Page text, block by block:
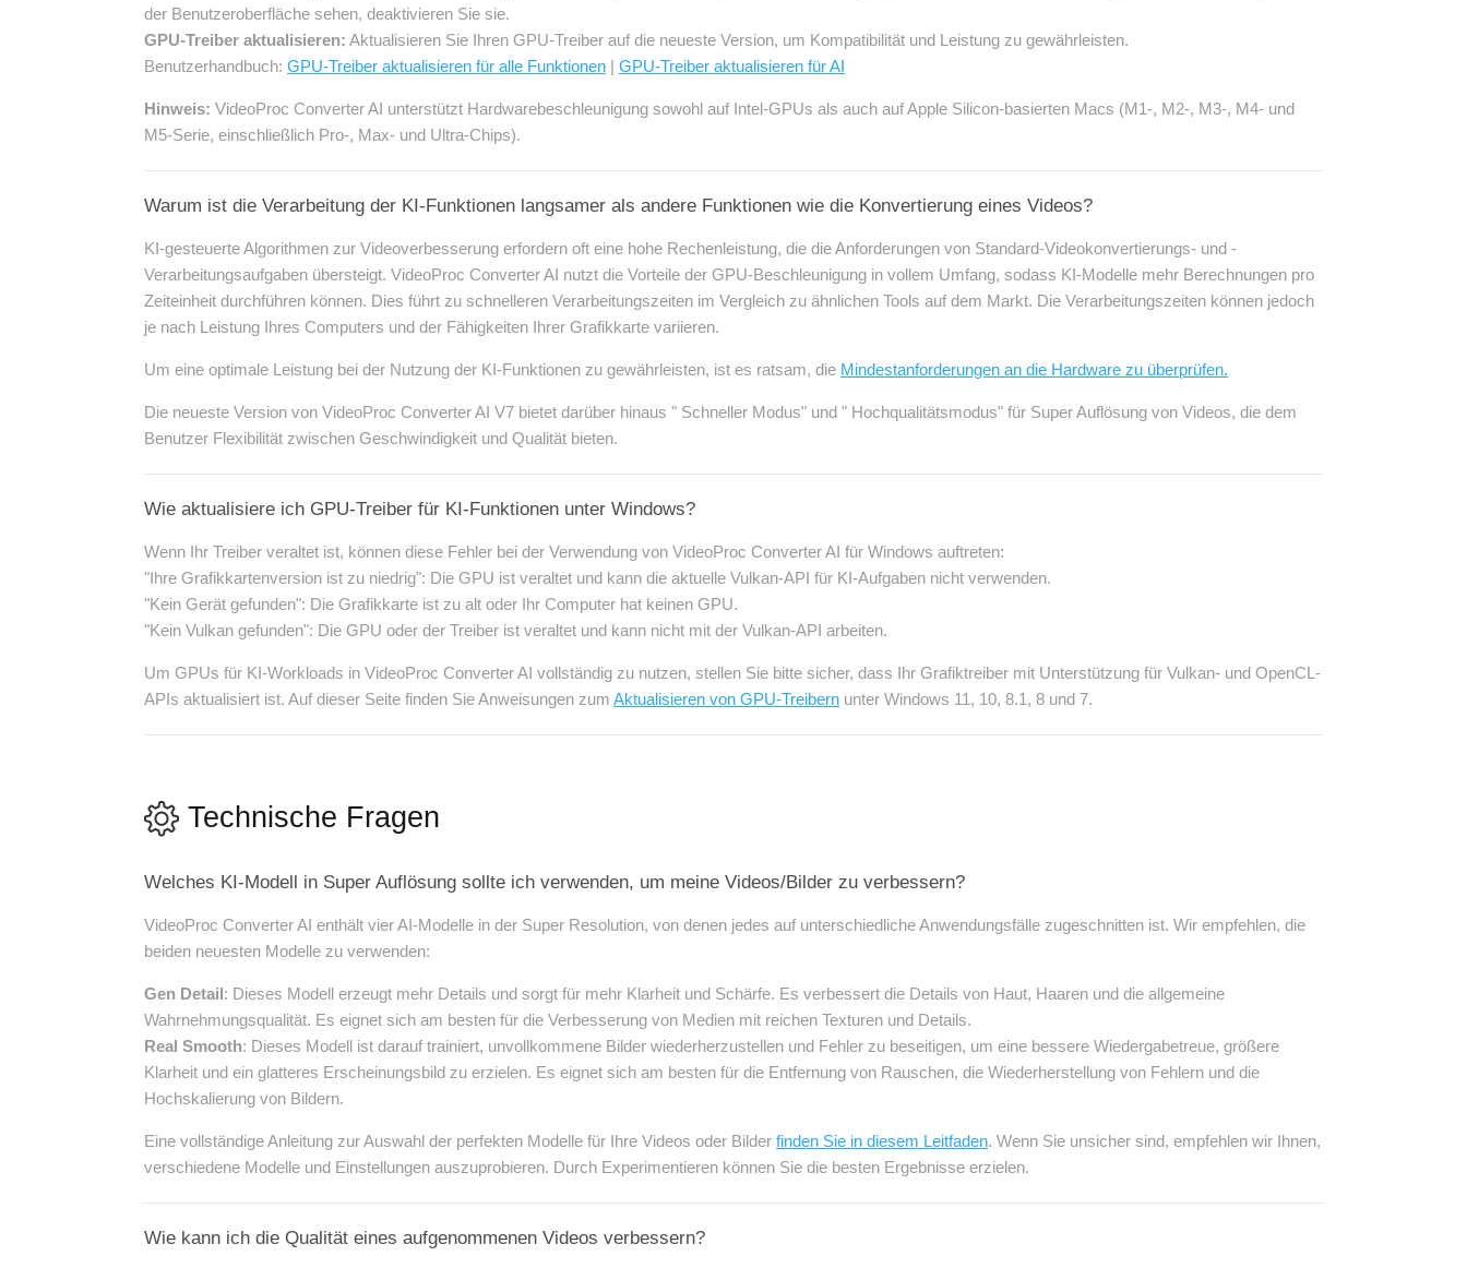
der Benutzeroberfläche sehen, deaktivieren Sie sie.
GPU-Treiber aktualisieren: Aktualisieren Sie Ihren GPU-Treiber auf die neueste Version, um Kompatibilität und Leistung zu gewährleisten.
Benutzerhandbuch: GPU-Treiber aktualisieren für alle Funktionen | GPU-Treiber aktualisieren für AI
Hinweis: VideoProc Converter AI unterstützt Hardwarebeschleunigung sowohl auf Intel-GPUs als auch auf Apple Silicon-basierten Macs (M1-, M2-, M3-, M4- und
M5-Serie, einschließlich Pro-, Max- und Ultra-Chips).
Warum ist die Verarbeitung der KI-Funktionen langsamer als andere Funktionen wie die Konvertierung eines Videos?
KI-gesteuerte Algorithmen zur Videoverbesserung erfordern oft eine hohe Rechenleistung, die die Anforderungen von Standard-Videokonvertierungs- und -
Verarbeitungsaufgaben übersteigt. VideoProc Converter AI nutzt die Vorteile der GPU-Beschleunigung in vollem Umfang, sodass KI-Modelle mehr Berechnungen pro
Zeiteinheit durchführen können. Dies führt zu schnelleren Verarbeitungszeiten im Vergleich zu ähnlichen Tools auf dem Markt. Die Verarbeitungszeiten können jedoch
je nach Leistung Ihres Computers und der Fähigkeiten Ihrer Grafikkarte variieren.
Um eine optimale Leistung bei der Nutzung der KI-Funktionen zu gewährleisten, ist es ratsam, die Mindestanforderungen an die Hardware zu überprüfen.
Die neueste Version von VideoProc Converter AI V7 bietet darüber hinaus " Schneller Modus" und " Hochqualitätsmodus" für Super Auflösung von Videos, die dem
Benutzer Flexibilität zwischen Geschwindigkeit und Qualität bieten.
Wie aktualisiere ich GPU-Treiber für KI-Funktionen unter Windows?
Wenn Ihr Treiber veraltet ist, können diese Fehler bei der Verwendung von VideoProc Converter AI für Windows auftreten:
"Ihre Grafikkartenversion ist zu niedrig": Die GPU ist veraltet und kann die aktuelle Vulkan-API für KI-Aufgaben nicht verwenden.
"Kein Gerät gefunden": Die Grafikkarte ist zu alt oder Ihr Computer hat keinen GPU.
"Kein Vulkan gefunden": Die GPU oder der Treiber ist veraltet und kann nicht mit der Vulkan-API arbeiten.
Um GPUs für KI-Workloads in VideoProc Converter AI vollständig zu nutzen, stellen Sie bitte sicher, dass Ihr Grafiktreiber mit Unterstützung für Vulkan- und OpenCL-
APIs aktualisiert ist. Auf dieser Seite finden Sie Anweisungen zum Aktualisieren von GPU-Treibern unter Windows 11, 10, 8.1, 8 und 7.
Technische Fragen
Welches KI-Modell in Super Auflösung sollte ich verwenden, um meine Videos/Bilder zu verbessern?
VideoProc Converter AI enthält vier AI-Modelle in der Super Resolution, von denen jedes auf unterschiedliche Anwendungsfälle zugeschnitten ist. Wir empfehlen, die
beiden neuesten Modelle zu verwenden:
Gen Detail: Dieses Modell erzeugt mehr Details und sorgt für mehr Klarheit und Schärfe. Es verbessert die Details von Haut, Haaren und die allgemeine
Wahrnehmungsqualität. Es eignet sich am besten für die Verbesserung von Medien mit reichen Texturen und Details.
Real Smooth: Dieses Modell ist darauf trainiert, unvollkommene Bilder wiederherzustellen und Fehler zu beseitigen, um eine bessere Wiedergabetreue, größere
Klarheit und ein glatteres Erscheinungsbild zu erzielen. Es eignet sich am besten für die Entfernung von Rauschen, die Wiederherstellung von Fehlern und die
Hochskalierung von Bildern.
Eine vollständige Anleitung zur Auswahl der perfekten Modelle für Ihre Videos oder Bilder finden Sie in diesem Leitfaden. Wenn Sie unsicher sind, empfehlen wir Ihnen,
verschiedene Modelle und Einstellungen auszuprobieren. Durch Experimentieren können Sie die besten Ergebnisse erzielen.
Wie kann ich die Qualität eines aufgenommenen Videos verbessern?